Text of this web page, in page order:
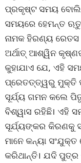
ପ୍ରକୃଷ୍ଟ ସମୟ ବୋଲି
ସମୟରେ ହେମନ୍ତ
ନାମକ ହିରଣ୍ୟ ରେତସ
ଅର୍ଥାତ୍ ଆଶ୍ୱିନ
କୁହାଯାଏ ଯେ, ଏହି
ପ୍ରେତତ୍ତ୍ୱରୁ ମୁକ୍ତି
ସୂର୍ଯ୍ୟ ଗମନ କଲେ
ବିଶ୍ୱାସ ରହିଛି। ଏହି
ସୂର୍ଯ୍ୟଙ୍କର କିରଣକୁ
ମାନେ କନ୍ୟା
କରିଥାନ୍ତି। ଯଦି ପୁତ୍ର